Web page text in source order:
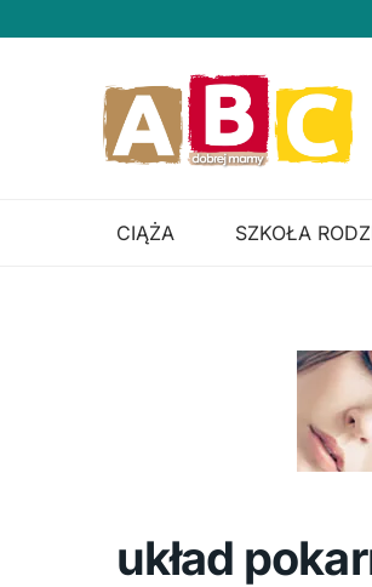
CIĄŻA SZKOŁA
układ